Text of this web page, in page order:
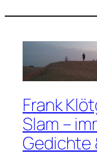
Frank
Slam –
Gedichte